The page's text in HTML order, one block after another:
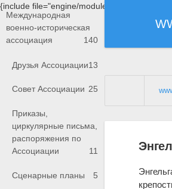
{include file="engine/modules/saperu/
Международная
военно-историческая
ассоциация
140
Друзья Ассоциации13
Совет Ассоциации 25
Приказы,
циркулярные письма,
распоряжения по
Ассоциации
11
Сценарные планы 5